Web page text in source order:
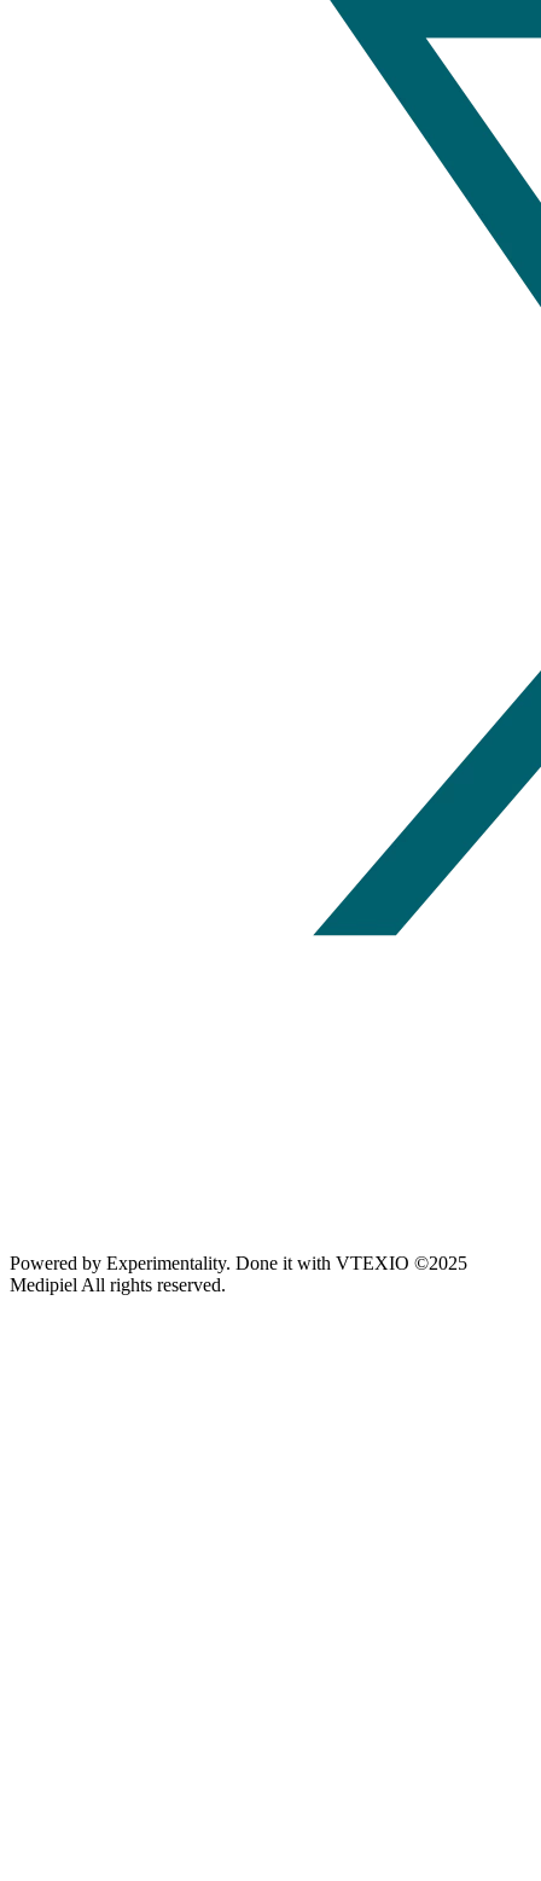
Powered by Experimentality. Done it with VTEXIO ©2025
Medipiel All rights reserved.